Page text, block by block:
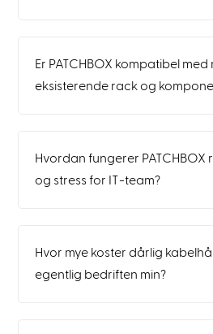
Er PATCHBOX kompatibel med
eksisterende rack og
Hvordan fungerer PATCHBOX
og stress for IT-team?
Hvor mye koster dårlig
egentlig bedriften min?